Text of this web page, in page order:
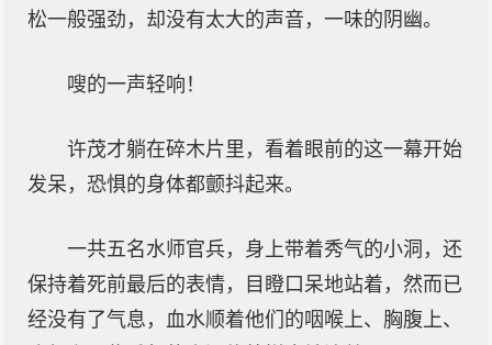
松一般强劲，却没有太大的声音，一味的阴幽。
嗖的一声轻响！
许茂才躺在碎木片里，看着眼前的这一幕开始
发呆，恐惧的身体都颤抖起来。
一共五名水师官兵，身上带着秀气的小洞，还
保持着死前最后的表情，目瞪口呆地站着，然而已
经没有了气息，血水顺着他们的咽喉上、胸腹上、